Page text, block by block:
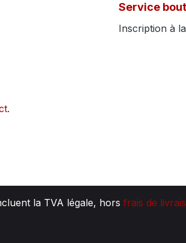
.
Service
Inscription à
la TVA légale, hors frais de